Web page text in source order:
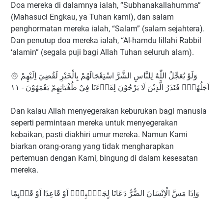
Doa mereka di dalamnya ialah, “Subhanakallahumma”
(Mahasuci Engkau, ya Tuhan kami), dan salam
penghormatan mereka ialah, “Salam” (salam sejahtera).
Dan penutup doa mereka ialah, “Al-hamdu lillahi Rabbil
‘alamin” (segala puji bagi Allah Tuhan seluruh alam).
۞ وَلَوْ يُعَجِّلُ اللّٰهُ لِلنَّاسِ الشَّرَّ اسْتِعْجَالَهُمْ بِالْخَيْرِ لَقُضِيَ اِلَيْهِمْ
اَجَلُهُمْۗ فَنَذَرُ الَّذِيْنَ لَا يَرْجُوْنَ لِقَاۤءَنَا فِيْ طُغْيَانِهِمْ يَعْمَهُوْنَ - ١١
Dan kalau Allah menyegerakan keburukan bagi manusia
seperti permintaan mereka untuk menyegerakan
kebaikan, pasti diakhiri umur mereka. Namun Kami
biarkan orang-orang yang tidak mengharapkan
pertemuan dengan Kami, bingung di dalam kesesatan
mereka.
وَاِذَا مَسَّ الْاِنْسَانَ الضُّرُّ دَعَانَا لِجَنْۢبِهٖٓ اَوْ قَاعِدًا اَوْ قَاۤىِٕمًا